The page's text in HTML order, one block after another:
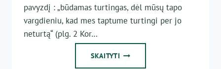
pavyzdį : „būdamas turtingas, dėl mūsų tapo
vargdieniu, kad mes taptume turtingi per jo
neturtą“ (plg. 2 Kor…
SKAITYTI 22